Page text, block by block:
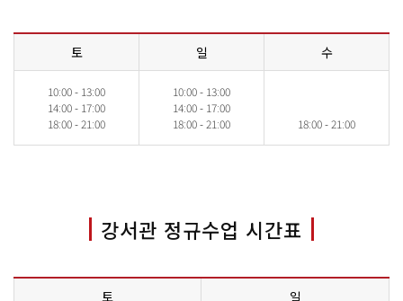
토 일 수
10:00 - 13:00
14:00 - 17:00
18:00 - 21:00
10:00 - 13:00
14:00 - 17:00
18:00 - 21:00
18:00 - 21:00
강서관 정규수업 시간표
토 일